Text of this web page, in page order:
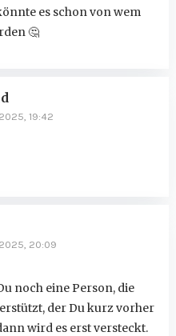
es schon von wem
🤔
19:42
20:09
noch eine Person, die
der Du kurz vorher
wird es erst versteckt.